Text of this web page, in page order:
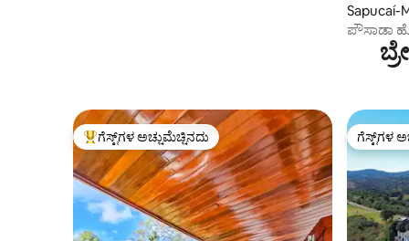
Sapucaí-
ಪೌಸಾಡಾ
ಗೆಸ್ಟ್‌ಗಳಿಗೆ ಅತಿ ಹೆಚ್ಚು ಅಚ್ಚುಮೆಚ್ಚಿನದು
ಗೆಸ್ಟ್‌ಗಳ ಅಚ್ಚುಮೆಚ್ಚಿನದು ಗೆಸ್ಟ್‌ಗಳ
ಗೆಸ್ಟ್‌ಗಳ